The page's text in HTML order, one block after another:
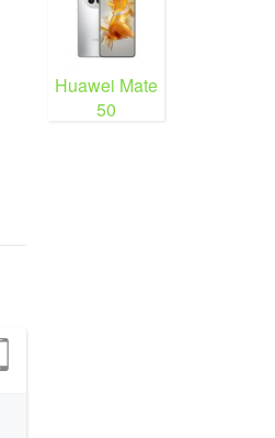
Huawei Mate
50